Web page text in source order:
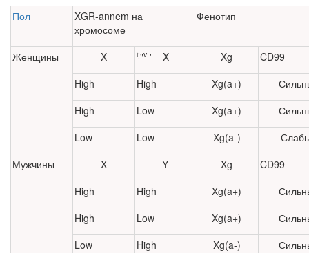
Пол
XGR-annem на
хромосоме
Фенотип
Женщины X i;"v ' X Xg
CD99
High
High Xg(a+)
High
Low Xg(a+)
Low
Low Xg(a-)
Мужчины
X Y Xg
CD99
High
High Xg(a+)
High
Low Xg(a+)
Low
High Xg(a-)